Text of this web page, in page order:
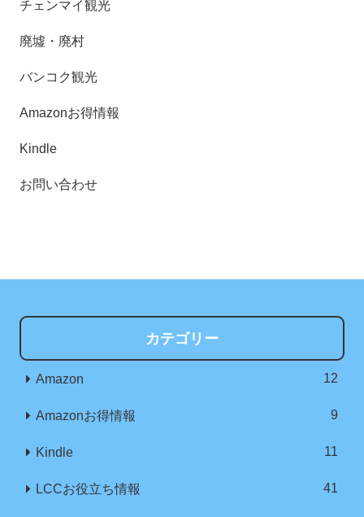
チェンマイ観光
廃墟・廃村
バンコク観光
Amazonお得情報
Kindle
お問い合わせ
カテゴリー
Amazon 12
Amazonお得情報 9
Kindle 11
LCCお役立ち情報 41